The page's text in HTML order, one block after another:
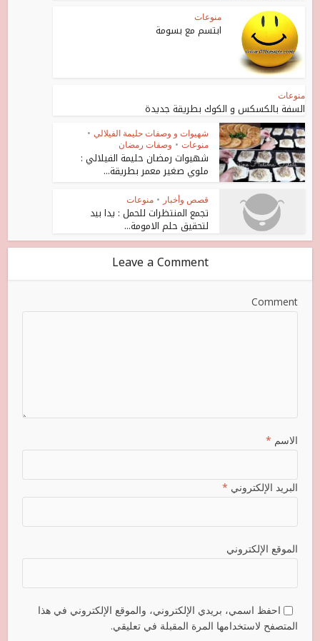
منوعات
ابتسم مع بسومة
منوعات
السفة بالكسكس و الكوك بطريقة جديدة
شهيوات و وصفات حليمة الفيلالي •
منوعات • وصفات رمضان
شهيوات رمضان حليمة الفيلالي :
ملوي صغير معمر بطريقة...
قصص وأخبار • منوعات
تجمع المنتظرات للحمل : يدا بيد
لتحقيق حلم الامومة...
Leave a Comment
Comment
الاسم *
البريد الإلكتروني *
الموقع الإلكتروني
احفظ اسمي، بريدي الإلكتروني، والموقع الإلكتروني في هذا
المتصفح لاستخدامها المرة المقبلة في تعليقي.